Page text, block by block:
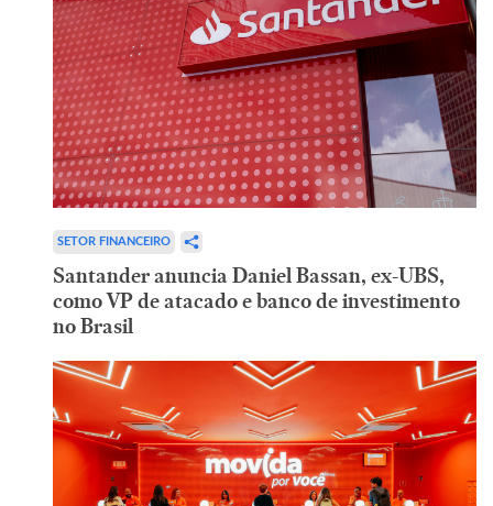
SETOR FINANCEIRO
Santander anuncia Daniel Bassan, ex-UBS,
como VP de atacado e banco de investimento
no Brasil